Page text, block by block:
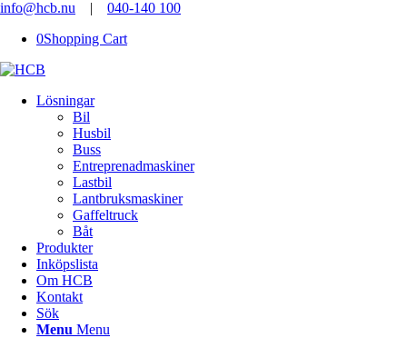
info@hcb.nu | 040-140 100
0Shopping Cart
Lösningar
Bil
Husbil
Buss
Entreprenadmaskiner
Lastbil
Lantbruksmaskiner
Gaffeltruck
Båt
Produkter
Inköpslista
Om HCB
Kontakt
Sök
Menu Menu